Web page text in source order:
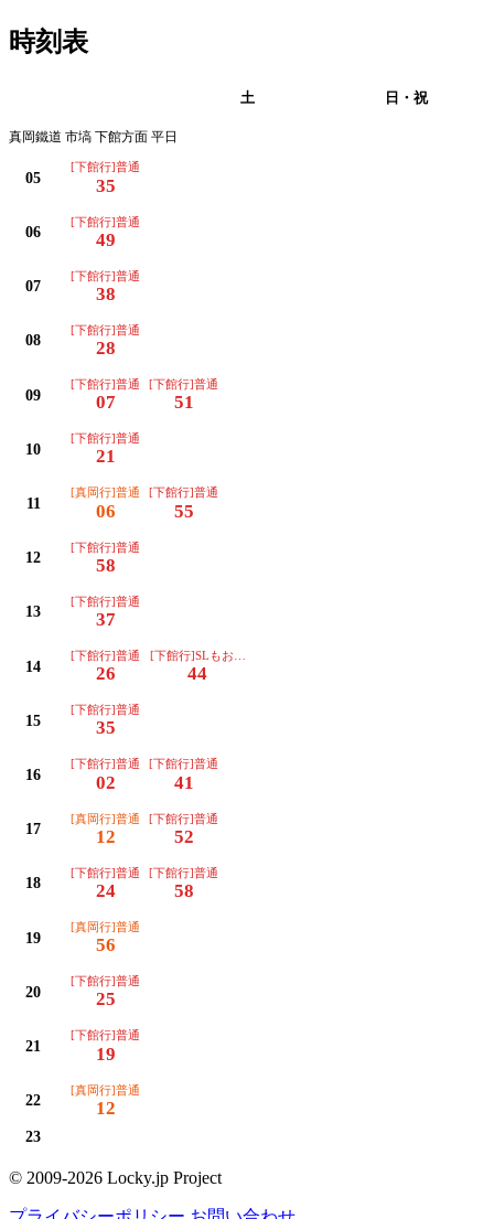
時刻表
土 日・祝
真岡鐵道 市塙 下館方面 平日
05
[下館行]普通
35
06
[下館行]普通
49
07
[下館行]普通
38
08
[下館行]普通
28
09
[下館行]普通
07
[下館行]普通
51
10
[下館行]普通
21
11
[真岡行]普通
06
[下館行]普通
55
12
[下館行]普通
58
13
[下館行]普通
37
14
[下館行]普通
26
[下館行]SLもおか号(運転日注意)
44
15
[下館行]普通
35
16
[下館行]普通
02
[下館行]普通
41
17
[真岡行]普通
12
[下館行]普通
52
18
[下館行]普通
24
[下館行]普通
58
19
[真岡行]普通
56
20
[下館行]普通
25
21
[下館行]普通
19
22
[真岡行]普通
12
23
© 2009-2026 Locky.jp Project